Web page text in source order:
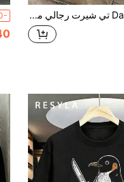
Daypath تي شيرت رجالي مقاس كبير أزرق مغسول بأكمام قصيرة